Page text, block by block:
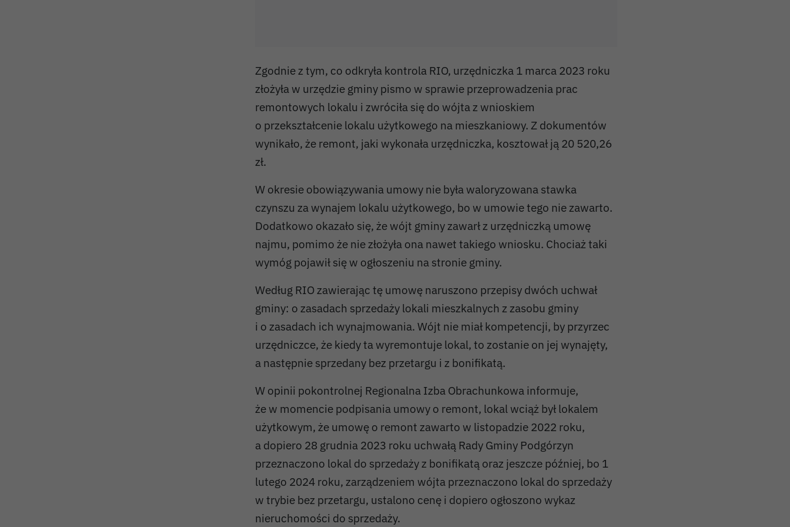
Zgodnie z tym, co odkryła kontrola RIO, urzędniczka 1 marca 2023 roku
złożyła w urzędzie gminy pismo w sprawie przeprowadzenia prac
remontowych lokalu i zwróciła się do wójta z wnioskiem
o przekształcenie lokalu użytkowego na mieszkaniowy. Z dokumentów
wynikało, że remont, jaki wykonała urzędniczka, kosztował ją 20 520,26
zł.
W okresie obowiązywania umowy nie była waloryzowana stawka
czynszu za wynajem lokalu użytkowego, bo w umowie tego nie zawarto.
Dodatkowo okazało się, że wójt gminy zawarł z urzędniczką umowę
najmu, pomimo że nie złożyła ona nawet takiego wniosku. Chociaż taki
wymóg pojawił się w ogłoszeniu na stronie gminy.
Według RIO zawierając tę umowę naruszono przepisy dwóch uchwał
gminy: o zasadach sprzedaży lokali mieszkalnych z zasobu gminy
i o zasadach ich wynajmowania. Wójt nie miał kompetencji, by przyrzec
urzędniczce, że kiedy ta wyremontuje lokal, to zostanie on jej wynajęty,
a następnie sprzedany bez przetargu i z bonifikatą.
W opinii pokontrolnej Regionalna Izba Obrachunkowa informuje,
że w momencie podpisania umowy o remont, lokal wciąż był lokalem
użytkowym, że umowę o remont zawarto w listopadzie 2022 roku,
a dopiero 28 grudnia 2023 roku uchwałą Rady Gminy Podgórzyn
przeznaczono lokal do sprzedaży z bonifikatą oraz jeszcze później, bo 1
lutego 2024 roku, zarządzeniem wójta przeznaczono lokal do sprzedaży
w trybie bez przetargu, ustalono cenę i dopiero ogłoszono wykaz
nieruchomości do sprzedaży.